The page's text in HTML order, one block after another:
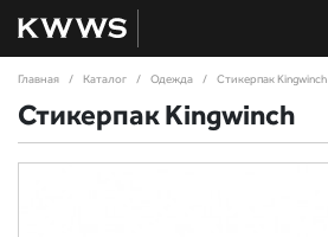
Главная Каталог Одежда Стикерпак Kingwinch
Стикерпак Kingwinch